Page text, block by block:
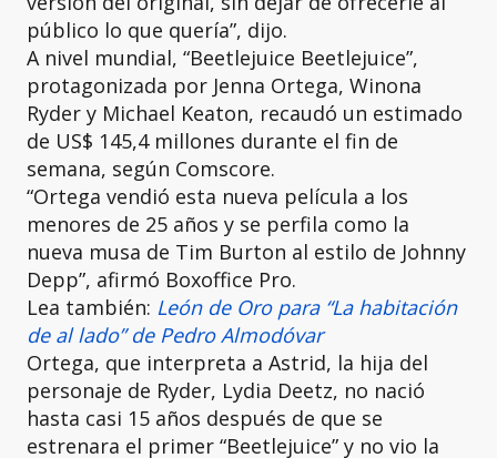
público lo que quería”, dijo.
A nivel mundial, “Beetlejuice Beetlejuice”,
protagonizada por Jenna Ortega, Winona
Ryder y Michael Keaton, recaudó un estimado
de US$ 145,4 millones durante el fin de
semana, según Comscore.
“Ortega vendió esta nueva película a los
menores de 25 años y se perfila como la
nueva musa de Tim Burton al estilo de Johnny
Depp”, afirmó Boxoffice Pro.
Lea también: León de Oro para “La habitación
de al lado” de Pedro Almodóvar
Ortega, que interpreta a Astrid, la hija del
personaje de Ryder, Lydia Deetz, no nació
hasta casi 15 años después de que se
estrenara el primer “Beetlejuice” y no vio la